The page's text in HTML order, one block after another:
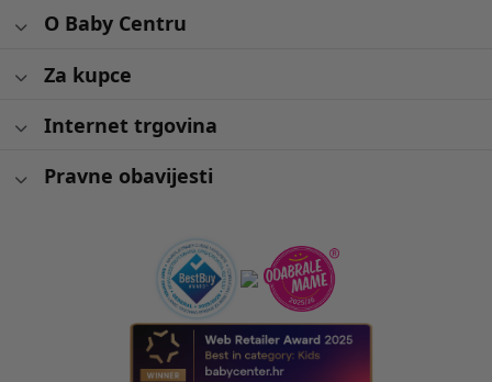
O Baby Centru
Za kupce
Internet trgovina
Pravne obavijesti